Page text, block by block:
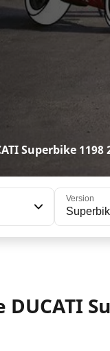
Superbike 1198
Version